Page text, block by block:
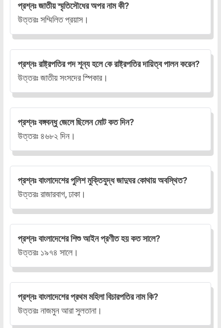
প্রশ্নঃ জাতীয় স্মৃতিসৌধের অপর নাম কী?
উত্তরঃ সম্মিলিত প্রয়াস।
প্রশ্নঃ রাষ্ট্রপতির পদ শূন্য হলে কে রাষ্ট্রপতির দায়িত্ব পালন করেন?
উত্তরঃ জাতীয় সংসদের স্পিকার।
প্রশ্নঃ বঙ্গবন্ধু জেলে ছিলেন মোট কত দিন?
উত্তরঃ ৪৬৮২ দিন।
প্রশ্নঃ বাংলাদেশের পুলিশ মুক্তিযুদ্ধ জাদুঘর কোথায় অবস্থিত?
উত্তরঃ রাজারবাগ, ঢাকা।
প্রশ্নঃ বাংলাদেশের শিশু আইন প্রণীত হয় কত সালে?
উত্তরঃ ১৯৭৪ সালে।
প্রশ্নঃ বাংলাদেশের প্রথম মহিলা বিচারপতির নাম কি?
উত্তরঃ নাজমুন আরা সুলতানা।